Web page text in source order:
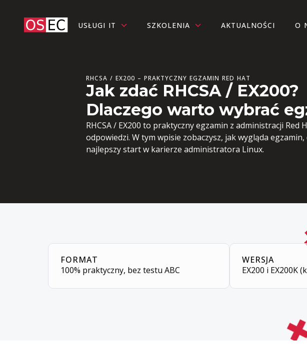
USŁUGI IT SZKOLENIA AKTUALNOŚCI O
RHCSA / EX200 – PRAKTYCZNY EGZAMIN RED HAT
Jak zdać RHCSA / EX200?
Dlaczego warto wybrać
RHCSA / EX200 to praktyczny egzamin z administracji
odpowiedzi. W tym wpisie zobaczysz, jak wygląda
najlepszy start w karierze administratora Linux.
FORMAT
100% praktyczny, bez testu ABC
WERSJA
EX200 i EX200K